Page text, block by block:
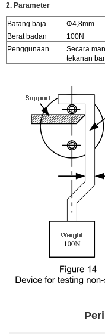
2. Parameter
Batang baja
Φ4,8mm
Berat badan
100N
Penggunaan
Secara
tekanan